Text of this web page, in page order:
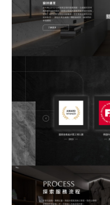
電話
網址
得知本網站※
旅宿網站設計
網站設計
化網站設計